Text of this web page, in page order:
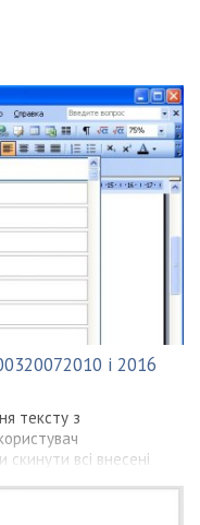
і 2016
тексту з
всі внесені